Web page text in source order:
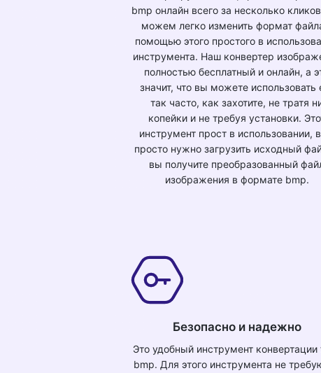
bmp онлайн всего за несколько
можем легко изменить формат
помощью этого простого в
инструмента. Наш конвертер
полностью бесплатный и онлайн, а
значит, что вы можете использовать
так часто, как захотите, не тратя
копейки и не требуя установки.
инструмент прост в использовании,
просто нужно загрузить исходный
вы получите преобразованный
изображения в формате bmp.
Безопасно и надежно
Это удобный инструмент конвертации
bmp. Для этого инструмента не